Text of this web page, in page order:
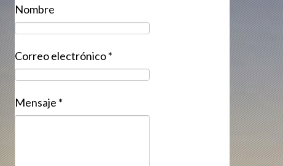
Nombre
Correo electrónico*
Mensaje *